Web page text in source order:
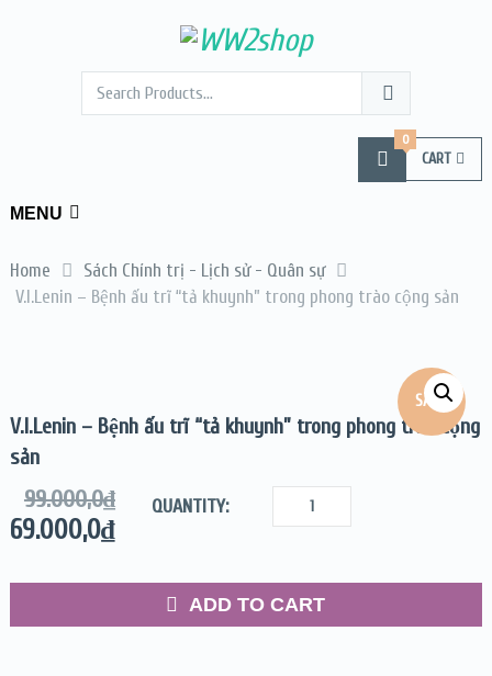
CART
0
MENU
Home
Sách Chính trị - Lịch sử - Quân sự
V.I.Lenin – Bệnh ấu trĩ “tả khuynh” trong phong trào cộng sản
SALE!
V.I.Lenin – Bệnh ấu trĩ “tả khuynh” trong phong trào cộng
sản
99.000,0₫
69.000,0₫
QUANTITY:
ADD TO CART